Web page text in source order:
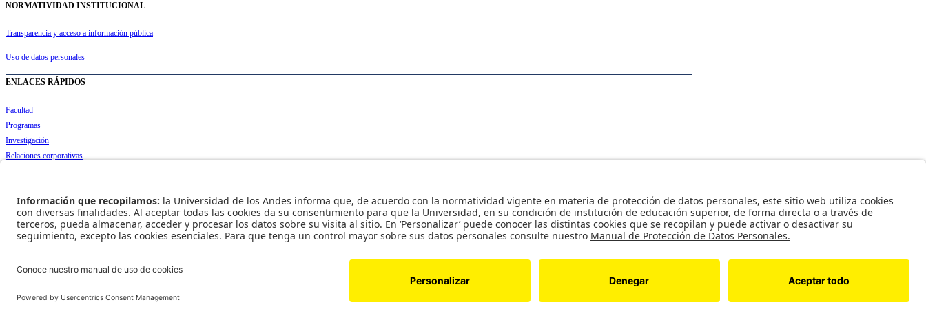
NORMATIVIDAD INSTITUCIONAL
Transparencia y acceso a información pública
Uso de datos personales
ENLACES RÁPIDOS
Facultad
Programas
Investigación
Relaciones corporativas
Reconocimiento como Universidad: Decreto 1297 del 30 de mayo de 1964.
© - Derechos Reservados Universidad de los Andes